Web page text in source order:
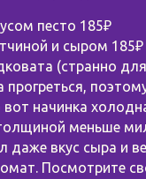
песто 185₽
и сыром 185₽
(странно
прогреться,
вот начинка
меньше
даже вкус сыра и
Посмотрите